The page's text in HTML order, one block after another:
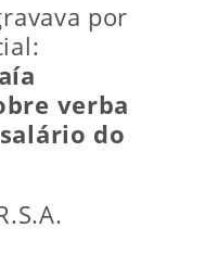
por
verba
do